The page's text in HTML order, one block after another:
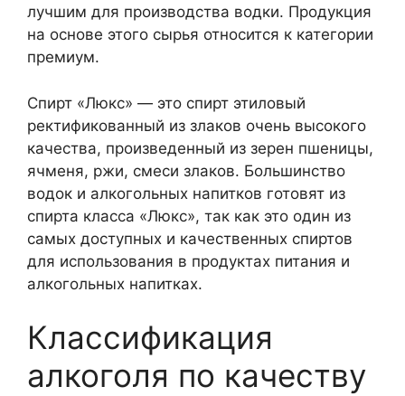
лучшим для производства водки. Продукция
на основе этого сырья относится к категории
премиум.
Спирт «Люкс» — это спирт этиловый
ректификованный из злаков очень высокого
качества, произведенный из зерен пшеницы,
ячменя, ржи, смеси злаков. Большинство
водок и алкогольных напитков готовят из
спирта класса «Люкс», так как это один из
самых доступных и качественных спиртов
для использования в продуктах питания и
алкогольных напитках.
Классификация
алкоголя по качеству